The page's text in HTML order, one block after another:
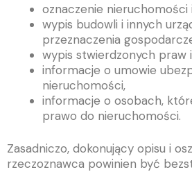
oznaczenie nieruchomości
wypis budowli i innych
przeznaczenia
wypis stwierdzonych praw
informacje o umowie
nieruchomości,
informacje o osobach,
prawo do nieruchomości.
Zasadniczo, dokonujący opisu i
rzeczoznawca powinien być